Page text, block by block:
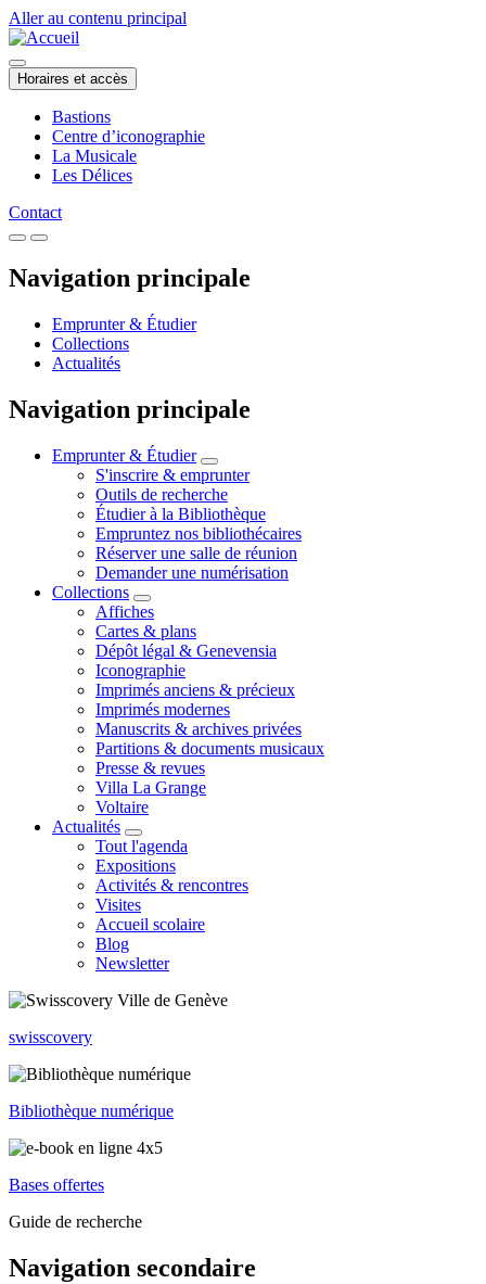
Aller au contenu principal
Horaires et accès
Bastions
Centre d’iconographie
La Musicale
Les Délices
Contact
Navigation principale
Emprunter & Étudier
Collections
Actualités
Navigation principale
Emprunter & Étudier
S'inscrire & emprunter
Outils de recherche
Étudier à la Bibliothèque
Empruntez nos bibliothécaires
Réserver une salle de réunion
Demander une numérisation
Collections
Affiches
Cartes & plans
Dépôt légal & Genevensia
Iconographie
Imprimés anciens & précieux
Imprimés modernes
Manuscrits & archives privées
Partitions & documents musicaux
Presse & revues
Villa La Grange
Voltaire
Actualités
Tout l'agenda
Expositions
Activités & rencontres
Visites
Accueil scolaire
Blog
Newsletter
swisscovery
Bibliothèque numérique
Bases offertes
Guide de recherche
Navigation secondaire